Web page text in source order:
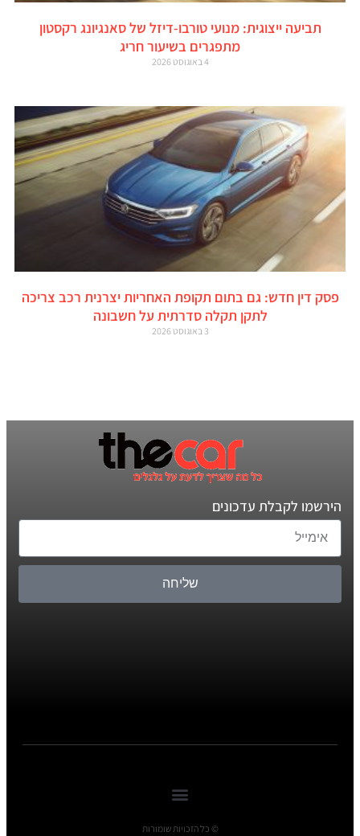
תביעה ייצוגית: מנועי טורבו-דיזל של סאנגיונג רקסטון
מתפגרים בשיעור חריג
4 באוגוסט 2026
פסק דין חדש: גם בתום תקופת האחריות יצרנית רכב צריכה
לתקן תקלה סדרתית על חשבונה
3 באוגוסט 2026
הירשמו לקבלת עדכונים
שליחה
© כל הזכויות שומורות